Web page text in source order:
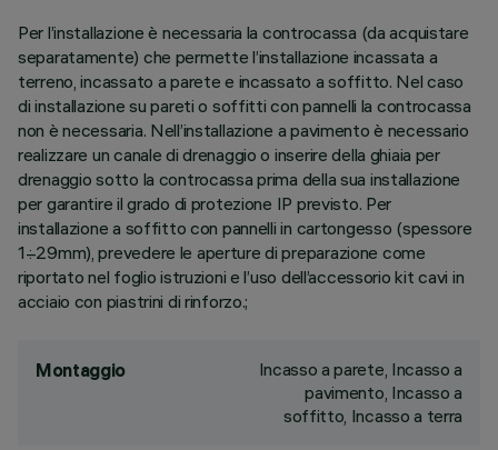
Per l’installazione è necessaria la controcassa (da acquistare
separatamente) che permette l’installazione incassata a
terreno, incassato a parete e incassato a soffitto. Nel caso
di installazione su pareti o soffitti con pannelli la controcassa
non è necessaria. Nell’installazione a pavimento è necessario
realizzare un canale di drenaggio o inserire della ghiaia per
drenaggio sotto la controcassa prima della sua installazione
per garantire il grado di protezione IP previsto. Per
installazione a soffitto con pannelli in cartongesso (spessore
1÷29mm), prevedere le aperture di preparazione come
riportato nel foglio istruzioni e l’uso dell’accessorio kit cavi in
acciaio con piastrini di rinforzo.;
Montaggio
Incasso a parete, Incasso a
pavimento, Incasso a
soffitto, Incasso a terra